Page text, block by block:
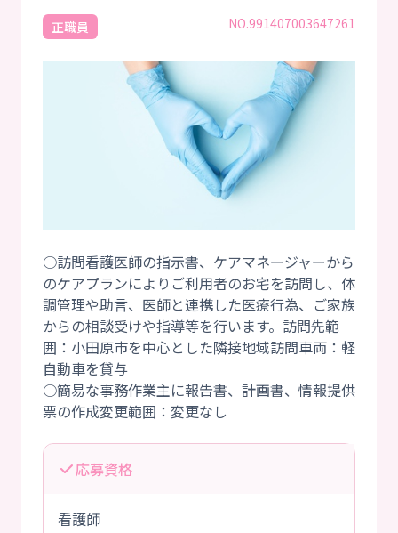
正職員 NO.991407003647261
○訪問看護医師の指示書、ケアマネージャーから
のケアプランによりご利用者のお宅を訪問し、体
調管理や助言、医師と連携した医療行為、ご家族
からの相談受けや指導等を行います。訪問先範
囲：小田原市を中心とした隣接地域訪問車両：軽
自動車を貸与
○簡易な事務作業主に報告書、計画書、情報提供
応募資格
看護師